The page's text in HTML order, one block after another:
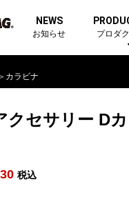
NEWS
お知らせ プロダ
＞ カラビナ
クセサリー D
税込